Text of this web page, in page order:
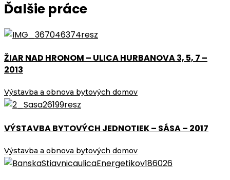
Ďalšie práce
ŽIAR NAD HRONOM – ULICA HURBANOVA 3, 5, 7 –
2013
Výstavba a obnova bytových domov
VÝSTAVBA BYTOVÝCH JEDNOTIEK – SÁSA – 2017
Výstavba a obnova bytových domov